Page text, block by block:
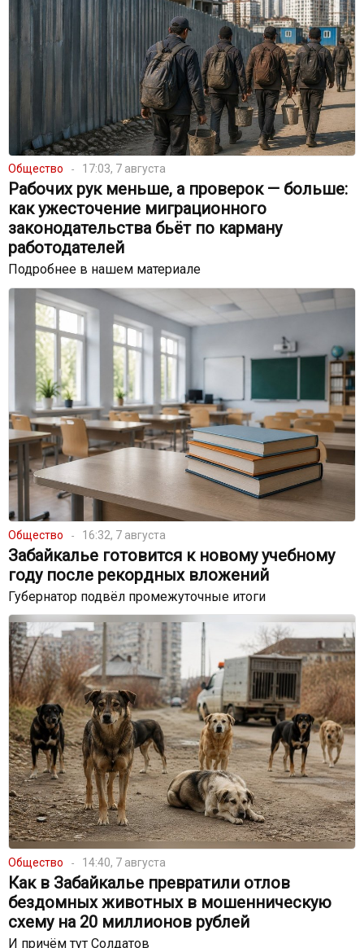
Общество 17:03, 7 августа
Рабочих рук меньше, а проверок — больше:
как ужесточение миграционного
законодательства бьёт по карману
работодателей
Подробнее в нашем материале
Общество 16:32, 7 августа
Забайкалье готовится к новому учебному
году после рекордных вложений
Губернатор подвёл промежуточные итоги
Общество 14:40, 7 августа
Как в Забайкалье превратили отлов
бездомных животных в мошенническую
схему на 20 миллионов рублей
И причём тут Солдатов